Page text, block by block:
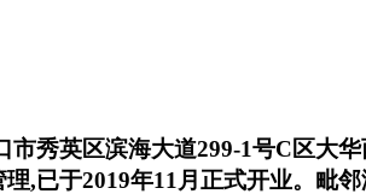
市秀英区滨海大道299-1号C区大
,已于2019年11月正式开业。毗